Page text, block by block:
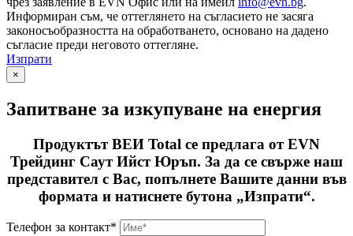
Информиран съм, че оттеглянето на съгласието не засяга
законосъобразността на обработването, основано на дадено
съгласие преди неговото оттегляне.
Изпрати
×
Запитване за изкупуване на енергия
Продуктът ВЕИ Total се предлага от EVN
Трейдинг Саут Ийст Юръп. За да се свърже наш
представител с Вас, попълнете Вашите данни във
формата и натиснете бутона „Изпрати“.
Телефон за контакт*